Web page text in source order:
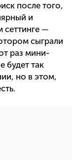
после того,
и
сеттинге —
сыграли
раз мини-
будет так
но в этом,